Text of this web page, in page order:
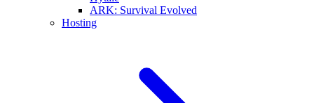
ARK: Survival Evolved
Hosting